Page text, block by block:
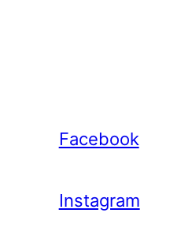
Facebook
Instagram